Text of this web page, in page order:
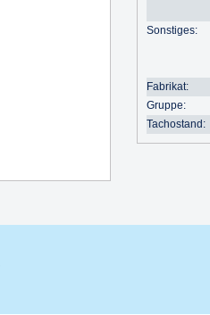
Sonstiges:
Fabrikat:
Gruppe:
Tachostand: